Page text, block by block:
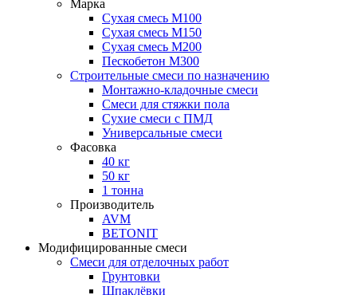
Марка
Сухая смесь М100
Сухая смесь М150
Сухая смесь М200
Пескобетон М300
Строительные смеси по назначению
Монтажно-кладочные смеси
Смеси для стяжки пола
Сухие смеси с ПМД
Универсальные смеси
Фасовка
40 кг
50 кг
1 тонна
Производитель
AVM
BETONIT
Модифицированные смеси
Смеси для отделочных работ
Грунтовки
Шпаклёвки